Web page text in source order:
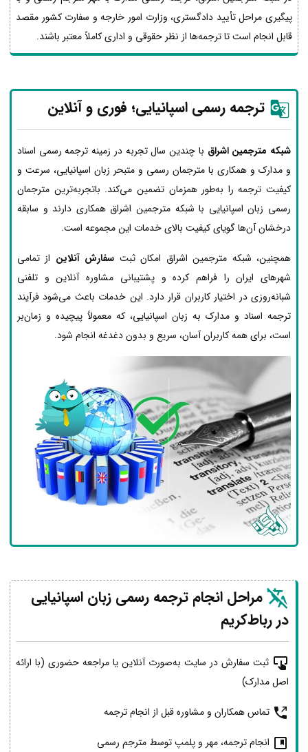
پیگیری مراحل تأیید دادگستری، وزارت امور خارجه و سفارت کشور مقصد
قابل انجام است تا ترجمه‌ها از نظر حقوقی و اداری کاملاً معتبر باشند.
ترجمه رسمی اسپانیایی؛ فوری و آنلاین
شبکه مترجمین اشراق با چندین سال تجربه در زمینه ترجمه رسمی اسناد
و مدارک و همکاری با مترجمان رسمی و متبحر زبان اسپانیایی، سرعت و
کیفیت ترجمه را به‌طور همزمان تضمین می‌کند. باتجربه‌ترین مترجمان
رسمی زبان اسپانیایی با شبکه مترجمین اشراق همکاری دارند و سابقه
درخشان آن‌ها گویای کیفیت بالای خدمات این مجموعه است.
همچنین، شبکه مترجمین اشراق امکان ثبت سفارش آنلاین از تمامی
شهرهای ایران را فراهم کرده و پشتیبانی مشاوره آنلاین و تلفنی
شبانه‌روزی در اختیار کاربران قرار دارد. این خدمات باعث می‌شود فرآیند
ترجمه اسناد و مدارک به زبان اسپانیایی، که معمولاً پیچیده و زمان‌بر
است، برای همه کاربران آسان، سریع و بدون دغدغه انجام شود.
مراحل انجام ترجمه رسمی زبان اسپانیایی
در رباط‌کریم
ثبت سفارش در سایت به‌صورت آنلاین یا مراجعه حضوری (با ارائه
اصل مدارک)
تماس همکاران و مشاوره قبل از انجام ترجمه
انجام ترجمه، مهر و پلمپ توسط مترجم رسمی